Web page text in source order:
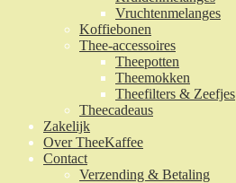
Vruchtenmelanges
Koffiebonen
Thee-accessoires
Theepotten
Theemokken
Theefilters & Zeefjes
Theecadeaus
Zakelijk
Over TheeKaffee
Contact
Verzending & Betaling